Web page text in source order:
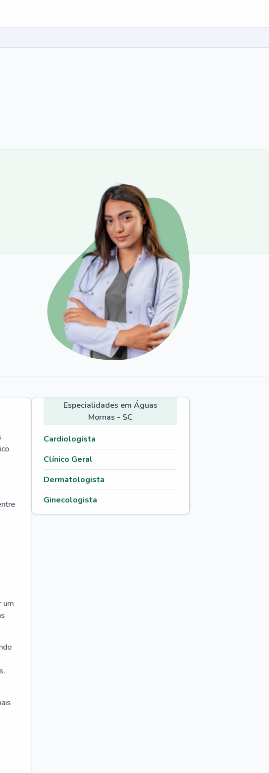
um
Especialidades em Águas
Mornas - SC
Cardiologista
Clínico Geral
Dermatologista
Ginecologista